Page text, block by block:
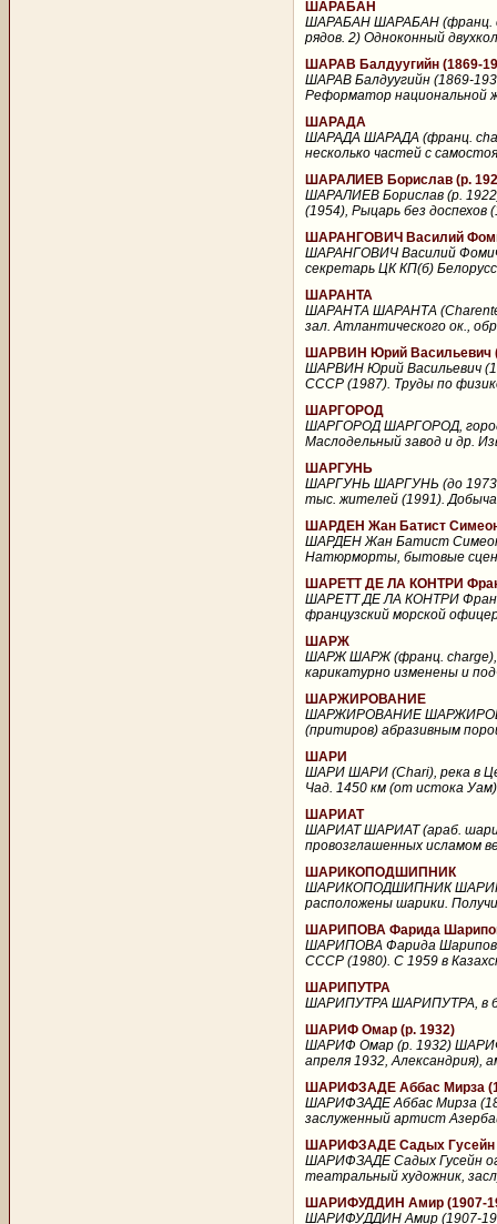
ШАРАБАН
ШАРАБАН ШАРАБАН (франц.
рядов. 2) Одноконный
ШАРАВ Балдуугийн (1869-
ШАРАВ Балдуугийн (1869-
Реформатор национальной
ШАРАДА
ШАРАДА ШАРАДА (франц.
несколько частей с
ШАРАЛИЕВ Борислав (р.
ШАРАЛИЕВ Борислав (р.
(1954), Рыцарь без
ШАРАНГОВИЧ Василий
ШАРАНГОВИЧ Василий
секретарь ЦК КП(б)
ШАРАНТА
ШАРАНТА ШАРАНТА
зал. Атлантического ок.,
ШАРВИН Юрий Васильевич
ШАРВИН Юрий Васильевич
СССР (1987). Труды по
ШАРГОРОД
ШАРГОРОД ШАРГОРОД, город
Маслодельный завод и др.
ШАРГУНЬ
ШАРГУНЬ ШАРГУНЬ (до 1973
тыс. жителей (1991). Добыча
ШАРДЕН Жан Батист
ШАРДЕН Жан Батист Симеон
Натюрморты, бытовые
ШАРЕТТ ДЕ ЛА КОНТРИ
ШАРЕТТ ДЕ ЛА КОНТРИ
французский морской
ШАРЖ
ШАРЖ ШАРЖ (франц. charge),
карикатурно изменены и
ШАРЖИРОВАНИЕ
ШАРЖИРОВАНИЕ
(притиров) абразивным
ШАРИ
ШАРИ ШАРИ (Chari), река в
Чад. 1450 км (от истока
ШАРИАТ
ШАРИАТ ШАРИАТ (араб.
провозглашенных исламом
ШАРИКОПОДШИПНИК
ШАРИКОПОДШИПНИК
расположены шарики.
ШАРИПОВА Фарида
ШАРИПОВА Фарида
СССР (1980). С 1959 в
ШАРИПУТРА
ШАРИПУТРА ШАРИПУТРА, в
ШАРИФ Омар (р. 1932)
ШАРИФ Омар (р. 1932) ШАРИФ
апреля 1932, Александрия),
ШАРИФЗАДЕ Аббас Мирза
ШАРИФЗАДЕ Аббас Мирза
заслуженный артист
ШАРИФЗАДЕ Садых Гусейн
ШАРИФЗАДЕ Садых Гусейн
театральный художник,
ШАРИФУДДИН Амир (1907-
ШАРИФУДДИН Амир (1907-